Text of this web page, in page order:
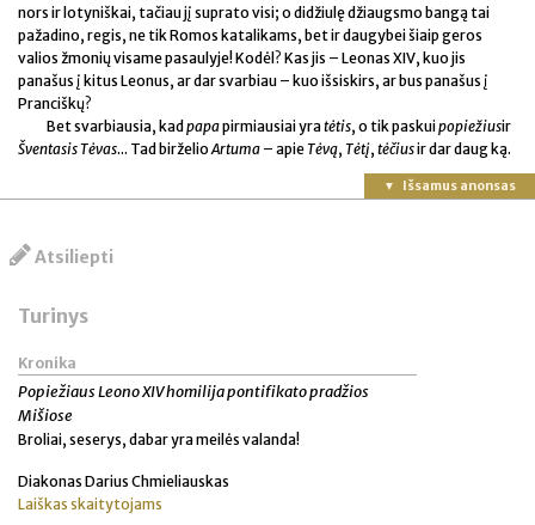
nors ir lotyniškai, tačiau jį suprato visi; o didžiulę džiaugsmo bangą tai
pažadino, regis, ne tik Romos katalikams, bet ir daugybei šiaip geros
valios žmonių visame pasaulyje! Kodėl? Kas jis – Leonas XIV, kuo jis
panašus į kitus Leonus, ar dar svarbiau – kuo išsiskirs, ar bus panašus į
Pranciškų?
Bet svarbiausia, kad papapirmiausiai yratėtis, o tik paskuipopiežiusir
Šventasis Tėvas... Tad birželioArtuma – apieTėvą, Tėtį, tėčiusir dar daug ką.
Išsamus anonsas
Atsiliepti
Turinys
Kronika
Popiežiaus Leono XIV homilija pontifikato pradžios
Mišiose
Broliai, seserys, dabar yra meilės valanda!
Diakonas Darius Chmieliauskas
Laiškas skaitytojams